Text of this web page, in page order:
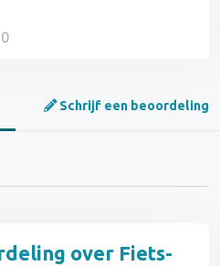
Schrijf een beoordeling
over Fiets-